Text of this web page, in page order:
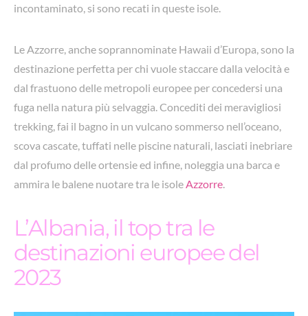
incontaminato, si sono recati in queste isole.
Le Azzorre, anche soprannominate Hawaii d’Europa, sono la
destinazione perfetta per chi vuole staccare dalla velocità e
dal frastuono delle metropoli europee per concedersi una
fuga nella natura più selvaggia. Concediti dei meravigliosi
trekking, fai il bagno in un vulcano sommerso nell’oceano,
scova cascate, tuffati nelle piscine naturali, lasciati inebriare
dal profumo delle ortensie ed infine, noleggia una barca e
ammira le balene nuotare tra le isoleAzzorre.
L’Albania, il top tra le
destinazioni europee del
2023